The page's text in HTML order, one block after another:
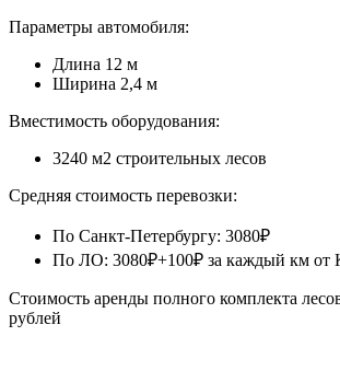
Параметры автомобиля:
Длина 12 м
Ширина 2,4 м
Вместимость оборудования:
3240 м2 строительных лесов
Средняя стоимость перевозки:
По Санкт-Петербургу: 3080₽
По ЛО: 3080₽+100₽ за каждый км
Стоимость аренды полного комплекта
рублей